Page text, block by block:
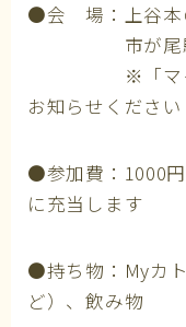
●会 場：上谷本
市が尾駅・
※「マイカー
お知らせください
●参加費：1000
に充当します
●持ち物：Myカ
ど）、飲み物